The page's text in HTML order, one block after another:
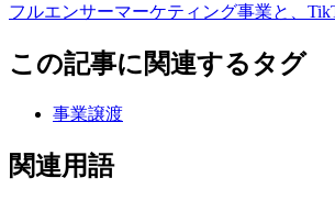
フルエンサーマーケティング事業と、
この記事に関連するタグ
事業譲渡
関連用語